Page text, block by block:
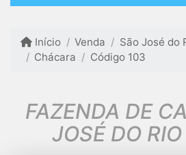
Início Venda
São José do
Chácara
Código 103
FAZENDA DE
JOSÉ DO